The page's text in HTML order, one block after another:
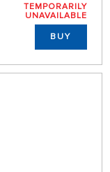
TEMPORARILY
UNAVAILABLE
BUY